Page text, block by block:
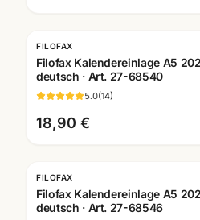
FILOFAX
Filofax Kalendereinlage A5
deutsch · Art. 27-68540
5.0(14)
18,90 €
FILOFAX
Filofax Kalendereinlage A5
deutsch · Art. 27-68546